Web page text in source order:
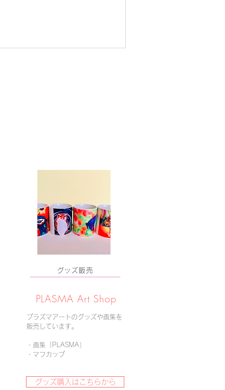
グッズ販売
PLASMA ​Art Shop
プラズマアートのグッズや画集を
販売しています。
・画集「PLASMA」
・ マフカップ
グッズ購入はこちらから